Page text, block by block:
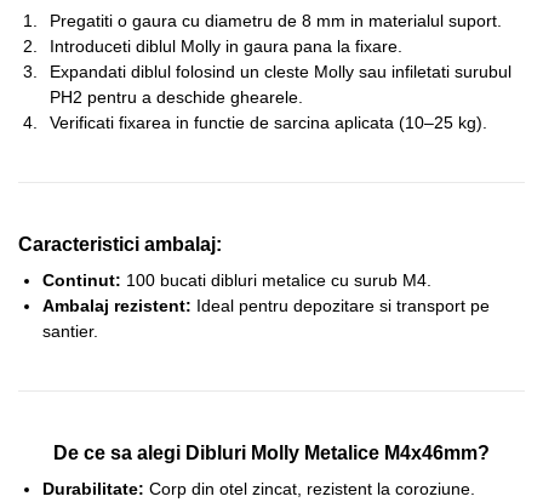
Pregatiti o gaura cu diametru de 8 mm in materialul suport.
Introduceti diblul Molly in gaura pana la fixare.
Expandati diblul folosind un cleste Molly sau infiletati surubul
PH2 pentru a deschide ghearele.
Verificati fixarea in functie de sarcina aplicata (10–25 kg).
Caracteristici ambalaj:
Continut: 100 bucati dibluri metalice cu surub M4.
Ambalaj rezistent: Ideal pentru depozitare si transport pe
santier.
De ce sa alegi Dibluri Molly Metalice M4x46mm?
Durabilitate: Corp din otel zincat, rezistent la coroziune.